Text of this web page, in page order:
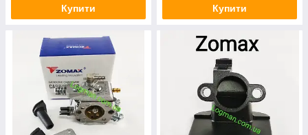
Купити Купити